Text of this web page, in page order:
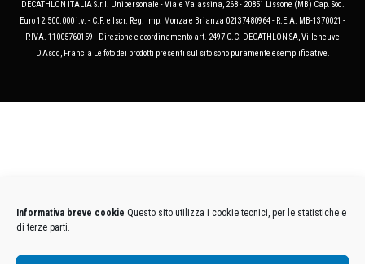
Informativa breve cookie Questo sito utilizza i cookie tecnici, per le statistiche e
di terze parti.
DECATHLON ITALIA S.r.l. Unipersonale - Viale Valassina, 268 - 20851 Lissone (MB) Cap. Soc.
Euro 12.500.000 i.v. - C.F. e Iscr. Reg. Imp. Monza e Brianza 02137480964 - R.E.A. MB-1370021 -
P.IVA. 11005760159 - Direzione e coordinamento art. 2497 C.C. DECATHLON SA, Villeneuve
D'Ascq, Francia Le foto dei prodotti presenti sul sito sono puramente esemplificative.